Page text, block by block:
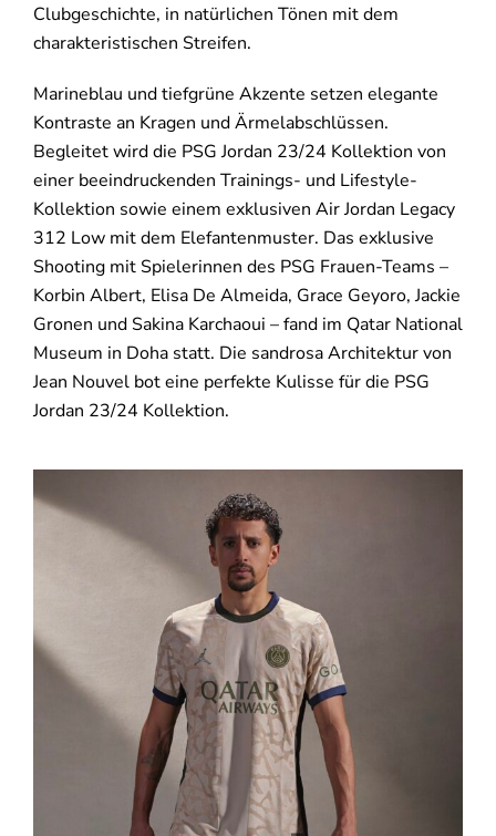
Clubgeschichte, in natürlichen Tönen mit dem
charakteristischen Streifen.
Marineblau und tiefgrüne Akzente setzen elegante
Kontraste an Kragen und Ärmelabschlüssen.
Begleitet wird die PSG Jordan 23/24 Kollektion von
einer beeindruckenden Trainings- und Lifestyle-
Kollektion sowie einem exklusiven Air Jordan Legacy
312 Low mit dem Elefantenmuster. Das exklusive
Shooting mit Spielerinnen des PSG Frauen-Teams –
Korbin Albert, Elisa De Almeida, Grace Geyoro, Jackie
Gronen und Sakina Karchaoui – fand im Qatar National
Museum in Doha statt. Die sandrosa Architektur von
Jean Nouvel bot eine perfekte Kulisse für die PSG
Jordan 23/24 Kollektion.